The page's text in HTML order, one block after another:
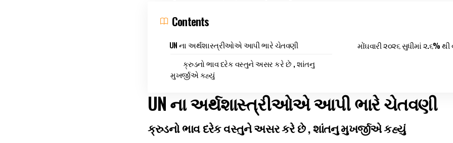
Contents
UN ના અર્થશાસ્ત્રીઓએ આપી ભારે ચેતવણી
ક્રુડનો ભાવ દરેક વસ્તુને અસર કરે છે , શાંતનુ
મુખર્જીએ કહ્યું
મોંઘવારી ૨૦૨૬ સુધીમાં ૨.૬%
UN ના અર્થશાસ્ત્રીઓએ આપી ભારે ચેતવણી
ક્રુડનો ભાવ દરેક વસ્તુને અસર કરે છે , શાંતનુ મુખર્જીએ કહ્યું